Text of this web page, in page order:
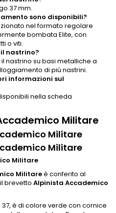
37 mm.
sono disponibili?
nel formato regolare
bombata Elite, con
o viti.
nastrino?
nastrino su basi metalliche a
di più nastrini.
informazioni sul
nella scheda
Militare
Militare
Militare
Militare
Militareè conferito al
brevetto Alpinista Accademico
37, è di colore verde con cornice